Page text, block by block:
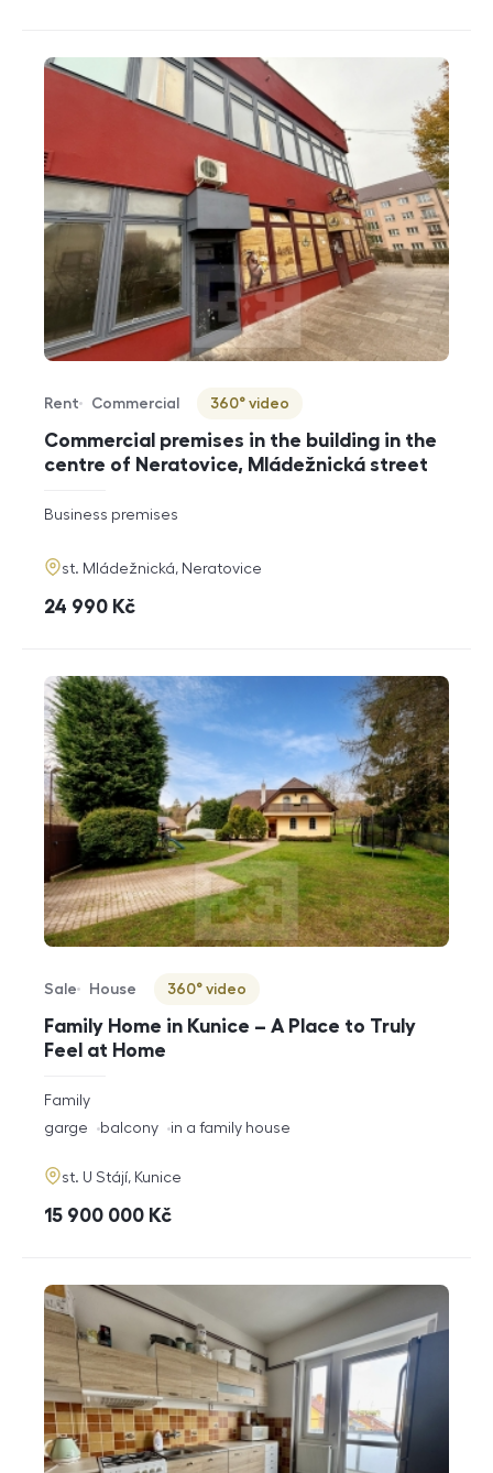
Commercial premises in the building in the
centre of Neratovice, Mládežnická street
Offer type
Rent
Property type
Commercial
Virtuální prohlídka
360° video
rozměry
disposition
Business premises
adresa
st. Mládežnická, Neratovice
cena
24 990 Kč
Family Home in Kunice – A Place to Truly
Feel at Home
Offer type
Sale
Property type
House
Virtuální prohlídka
360° video
rozměry
disposition
Family
funkce
garge balcony in a family house
adresa
st. U Stájí, Kunice
cena
15 900 000 Kč